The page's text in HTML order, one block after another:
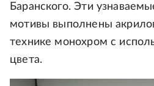
Баранского. Эти
мотивы выполнены
технике монохром с
цвета.